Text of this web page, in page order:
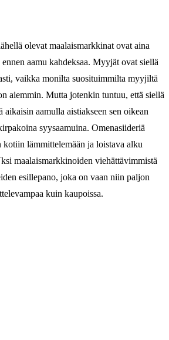
olevat maalaismarkkinat ovat aina
aamu kahdeksaa. Myyjät ovat siellä
vaikka monilta suosituimmilta myyjiltä
aiemmin. Mutta jotenkin tuntuu, että siellä
aikaisin aamulla aistiakseen sen oikean
syysaamuina. Omenasiideriä
kotiin lämmittelemään ja loistava alku
maalaismarkkinoiden viehättävimmistä
esillepano, joka on vaan niin paljon
kuin kaupoissa.